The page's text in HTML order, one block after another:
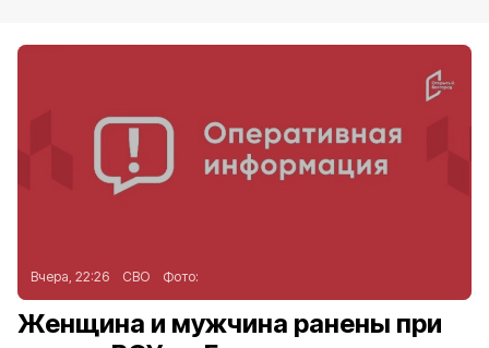
Вчера, 22:26 СВО Фото:
Женщина и мужчина ранены при